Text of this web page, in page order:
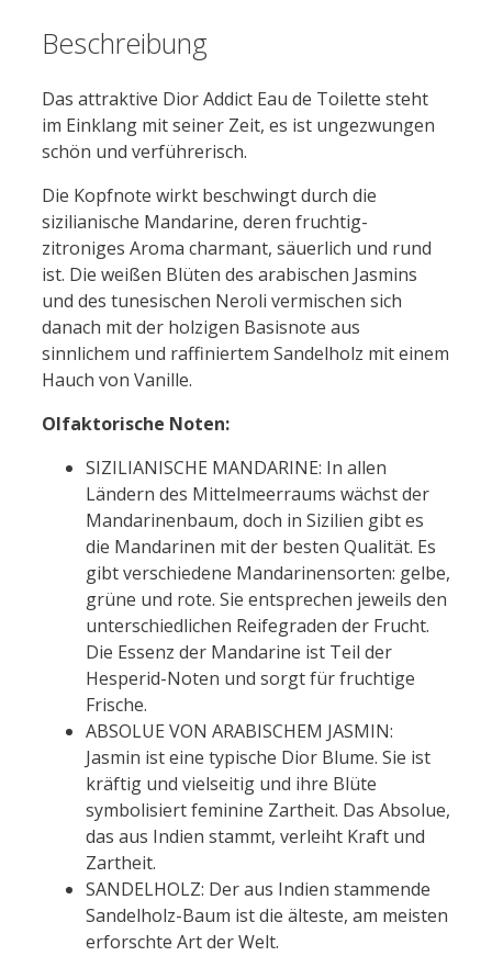
Beschreibung
Das attraktive Dior Addict Eau de Toilette steht
im Einklang mit seiner Zeit, es ist ungezwungen
schön und verführerisch.
Die Kopfnote wirkt beschwingt durch die
sizilianische Mandarine, deren fruchtig-
zitroniges Aroma charmant, säuerlich und rund
ist. Die weißen Blüten des arabischen Jasmins
und des tunesischen Neroli vermischen sich
danach mit der holzigen Basisnote aus
sinnlichem und raffiniertem Sandelholz mit einem
Hauch von Vanille.
Olfaktorische Noten:
SIZILIANISCHE MANDARINE: In allen
Ländern des Mittelmeerraums wächst der
Mandarinenbaum, doch in Sizilien gibt es
die Mandarinen mit der besten Qualität. Es
gibt verschiedene Mandarinensorten: gelbe,
grüne und rote. Sie entsprechen jeweils den
unterschiedlichen Reifegraden der Frucht.
Die Essenz der Mandarine ist Teil der
Hesperid-Noten und sorgt für fruchtige
Frische.
ABSOLUE VON ARABISCHEM JASMIN:
Jasmin ist eine typische Dior Blume. Sie ist
kräftig und vielseitig und ihre Blüte
symbolisiert feminine Zartheit. Das Absolue,
das aus Indien stammt, verleiht Kraft und
Zartheit.
SANDELHOLZ: Der aus Indien stammende
Sandelholz-Baum ist die älteste, am meisten
erforschte Art der Welt.